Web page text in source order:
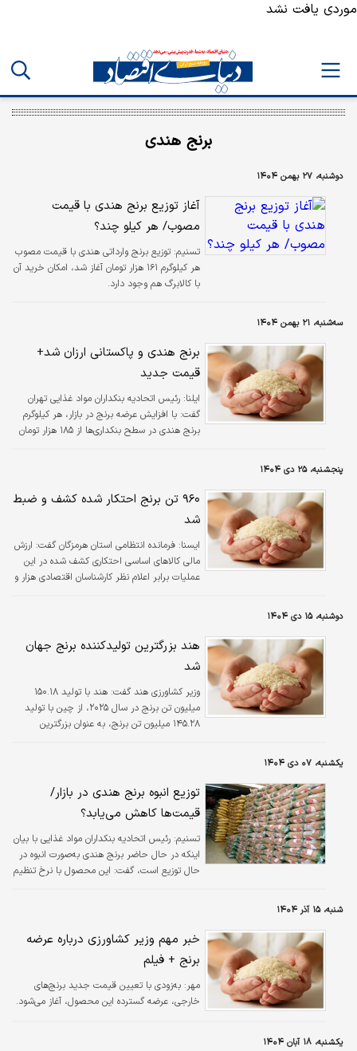
موردی یافت نشد
برنج هندی
دوشنبه، ۲۷ بهمن ۱۴۰۴
آغاز توزیع برنج هندی با قیمت
مصوب/ هر کیلو چند؟
تسنیم: توزیع برنج وارداتی هندی با قیمت مصوب
هر کیلوگرم ۱۶۱ هزار تومان آغاز شد، امکان خرید آن
با کالابرگ هم وجود دارد.
سه‌شنبه، ۲۱ بهمن ۱۴۰۴
برنج هندی و پاکستانی ارزان شد+
قیمت جدید
ایلنا: رئیس اتحادیه بنکداران مواد غذایی تهران
گفت: با افزایش عرضه برنج در بازار، هر کیلوگرم
برنج هندی در سطح بنکداری‌ها از ۱۸۵ هزار تومان
پنجشنبه، ۲۵ دی ۱۴۰۴
۹۶۰ تن برنج احتکار شده کشف و ضبط
شد
ايسنا: فرمانده انتظامی استان هرمزگان گفت: ارزش
مالی کالاهای اساسی احتکاری کشف شده در این
عملیات برابر اعلام نظر کارشناسان اقتصادی هزار و
دوشنبه، ۱۵ دی ۱۴۰۴
هند بزرگترین تولیدکننده برنج جهان
شد
وزیر کشاورزی هند گفت: هند با تولید ۱۵۰.۱۸
میلیون تن برنج در سال ۲۰۲۵، از چین با تولید
۱۴۵.۲۸ میلیون تن برنج، به عنوان بزرگترین
یکشنبه، ۰۷ دی ۱۴۰۴
توزیع انبوه برنج هندی در بازار/
قیمت‌ها کاهش می‌یابد؟
تسنیم: رئیس اتحادیه بنکداران مواد غذایی با بیان
اینکه در حال حاضر برنج هندی به‌صورت انبوه در
حال توزیع است، گفت: این محصول با نرخ تنظیم
شنبه، ۱۵ آذر ۱۴۰۴
خبر مهم وزیر کشاورزی درباره عرضه
برنج + فیلم
مهر: به‌زودی با تعیین قیمت جدید برنج‌های
خارجی، عرضه گسترده این محصول، آغاز می‌شود.
یکشنبه، ۱۸ آبان ۱۴۰۴